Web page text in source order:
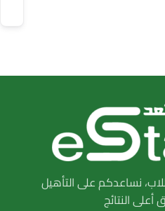
نساعدكم على التأهيل
أعلى النتائج